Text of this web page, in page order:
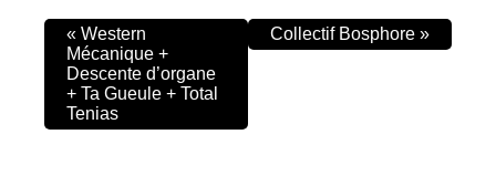
« Western
Mécanique +
Descente d’organe
+ Ta Gueule + Total
Tenias
Collectif Bosphore »